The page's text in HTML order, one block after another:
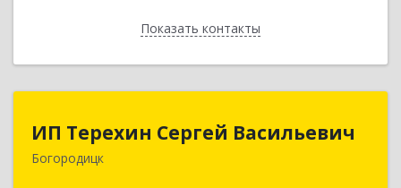
Показать контакты
Назад
ИП Терехин Сергей Васильевич
Богородицк
ИП Терехин Сергей Васильевич
301831, Тульская обл, Богородицкий р-н,